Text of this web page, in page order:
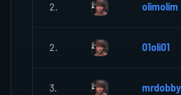
2. olimolim
2. 01oli01
3. mrdobby